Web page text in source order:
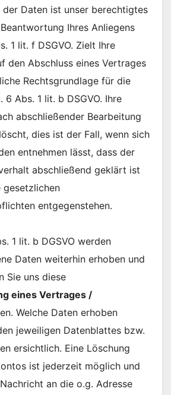
Daten ist unser berechtigtes
Ihres Anliegens
1 lit. f DSGVO. Zielt Ihre
den Abschluss eines Vertrages
Rechtsgrundlage für die
Abs. 1 lit. b DSGVO. Ihre
abschließender Bearbeitung
dies ist der Fall, wenn sich
entnehmen lässt, dass der
abschließend geklärt ist
gesetzlichen
entgegenstehen.
1 lit. b DGSVO werden
Daten weiterhin erhoben und
Sie uns diese
eines Vertrages /
Welche Daten erhoben
jeweiligen Datenblattes bzw.
ersichtlich. Eine Löschung
ist jederzeit möglich und
an die o.g. Adresse